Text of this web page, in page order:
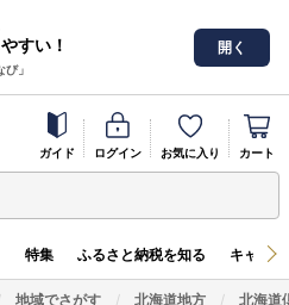
すい！
」
開く
ガイド ログイン お気に入り カート
特集 ふるさと納税を知る キャン
地域でさがす 北海道地方 北海道